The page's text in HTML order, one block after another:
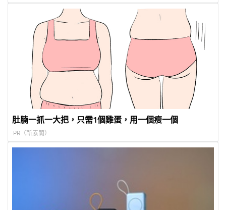
肚腩一抓一大把，只需1個雞蛋，用一個瘦一個
PR（新素簡）